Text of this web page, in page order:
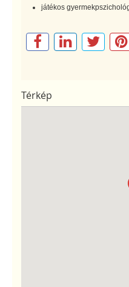
játékos
Térkép